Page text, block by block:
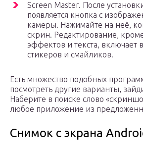
Screen Master. После
появляется кнопка с
камеры. Нажимайте на неё,
скрин. Редактирование,
эффектов и текста, включает
стикеров и смайликов.
Есть множество подобных
посмотреть другие варианты,
Наберите в поиске слово
любое приложение из
Снимок с экрана